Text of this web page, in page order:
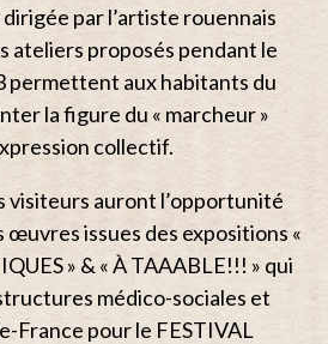
par l’artiste rouennais
ateliers proposés pendant le
permettent aux habitants du
la figure du « marcheur »
collectif.
visiteurs auront l’opportunité
issues des expositions «
» & «À TAAABLE!!! » qui
médico-sociales et
France pour le FESTIVAL